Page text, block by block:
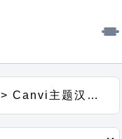
>Canvi主题汉化包